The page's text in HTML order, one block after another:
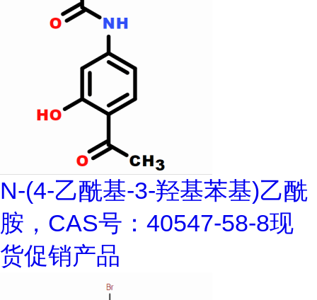
N-(4-乙酰基-3-羟基苯基)乙酰
胺，CAS号：40547-58-8现
货促销产品